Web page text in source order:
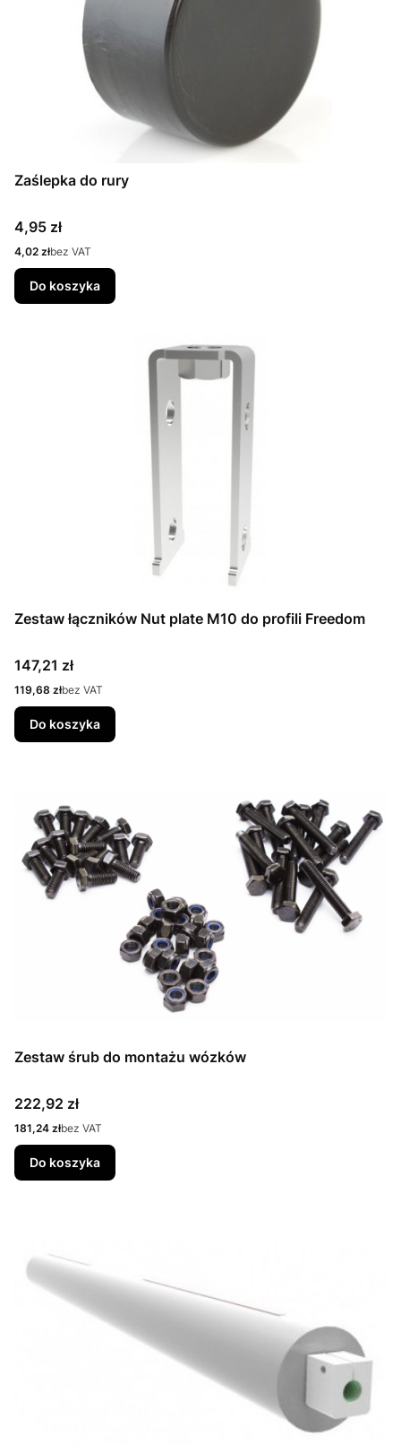
Zaślepka do rury
Cena
4,95 zł
Cena
4,02 złbez VAT
Do koszyka
Zestaw łączników Nut plate M10 do profili Freedom
Cena
147,21 zł
Cena
119,68 złbez VAT
Do koszyka
Zestaw śrub do montażu wózków
Cena
222,92 zł
Cena
181,24 złbez VAT
Do koszyka